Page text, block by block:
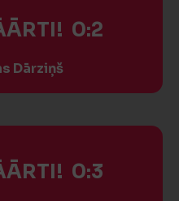
0:2
Dārziņš
0:3